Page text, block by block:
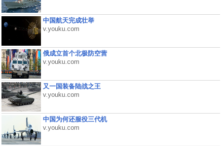
中国航天完成壮举
v.youku.com
俄成立首个北极防空营
v.youku.com
又一国装备陆战之王
v.youku.com
中国为何还服役三代机
v.youku.com